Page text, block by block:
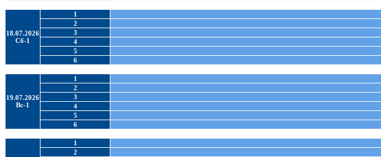
18.07.2026
Сб-1
1
2
3
4
5
6
19.07.2026
Вс-1
1
2
3
4
5
6
1
2